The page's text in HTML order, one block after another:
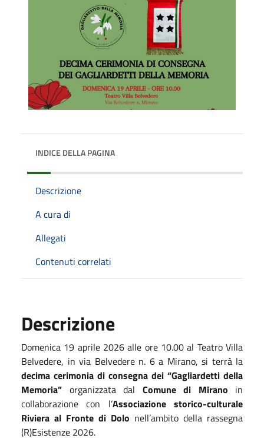
INDICE DELLA PAGINA
Descrizione
A cura di
Allegati
Contenuti correlati
Descrizione
Domenica 19 aprile 2026 alle ore 10.00 al Teatro Villa
Belvedere, in via Belvedere n. 6 a Mirano, si terrà la
decima cerimonia di consegna dei “Gagliardetti della
Memoria” organizzata dal Comune di Mirano in
collaborazione con l’Associazione storico-culturale
Riviera al Fronte di Dolo nell’ambito della rassegna
(R)Esistenze 2026.